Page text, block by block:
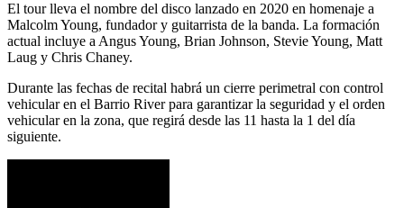
El tour lleva el nombre del disco lanzado en 2020 en homenaje a
Malcolm Young, fundador y guitarrista de la banda. La formación
actual incluye a Angus Young, Brian Johnson, Stevie Young, Matt
Laug y Chris Chaney.
Durante las fechas de recital habrá un cierre perimetral con control
vehicular en el Barrio River para garantizar la seguridad y el orden
vehicular en la zona, que regirá desde las 11 hasta la 1 del día
siguiente.